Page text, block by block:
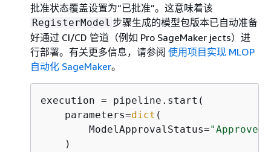
批准状态覆盖设置为“已批准”。这意味着该
RegisterModel 步骤生成的模型包版本已自动准备
好通过 CI/CD 管道（例如 Pro SageMaker jects）进
行部署。有关更多信息，请参阅 使用项目实现 MLOP
自动化 SageMaker。
execution = pipeline.start(
    parameters=
dict (
        ModelApprovalStatus=
"Approved"
    )